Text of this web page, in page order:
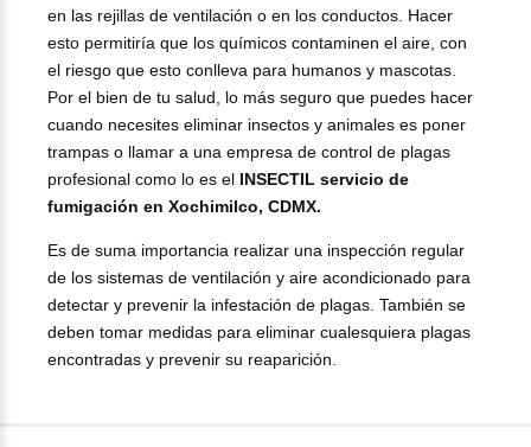
en las rejillas de ventilación o en los conductos. Hacer
esto permitiría que los químicos contaminen el aire, con
el riesgo que esto conlleva para humanos y mascotas.
Por el bien de tu salud, lo más seguro que puedes hacer
cuando necesites eliminar insectos y animales es poner
trampas o llamar a una empresa de control de plagas
profesional como lo es el INSECTIL servicio de
fumigación en Xochimilco, CDMX.
Es de suma importancia realizar una inspección regular
de los sistemas de ventilación y aire acondicionado para
detectar y prevenir la infestación de plagas. También se
deben tomar medidas para eliminar cualesquiera plagas
encontradas y prevenir su reaparición.